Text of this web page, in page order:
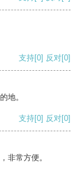
支持[0] 反对[0]
地。
支持[0] 反对[0]
非常方便。